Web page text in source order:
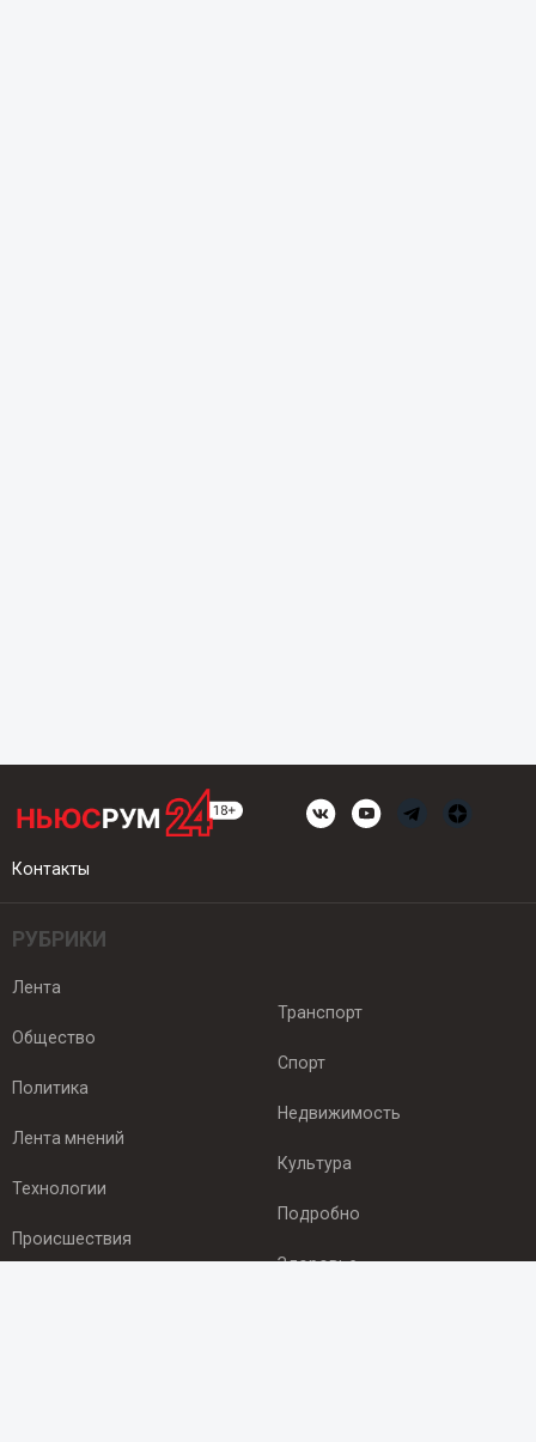
Контакты
РУБРИКИ
Лента
Общество
Политика
Лента мнений
Технологии
Происшествия
Транспорт
Спорт
Недвижимость
Культура
Подробно
Здоровье